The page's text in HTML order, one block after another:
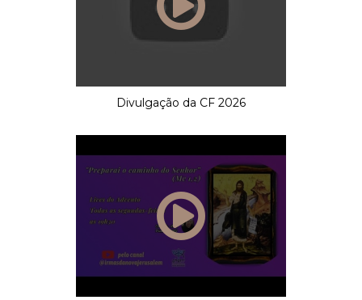
Divulgação da CF 2026